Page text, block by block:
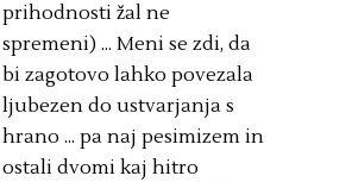
prihodnosti žal ne
spremeni) ... Meni se zdi, da
bi zagotovo lahko povezala
ljubezen do ustvarjanja s
hrano ... pa naj pesimizem in
ostali dvomi kaj hitro